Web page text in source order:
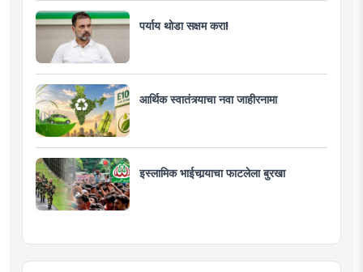
पर्याय थोडा सक्षम करा!
आर्थिक स्वातंत्र्याचा नवा जाहीरनामा
इस्लामिक भाईचार्‍याचा फाटलेला बुरखा